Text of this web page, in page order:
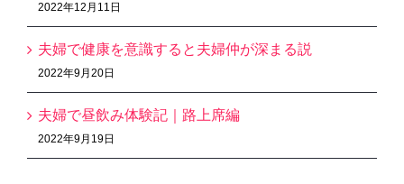
2022年12月11日
夫婦で健康を意識すると夫婦仲が深まる説
2022年9月20日
夫婦で昼飲み体験記｜路上席編
2022年9月19日